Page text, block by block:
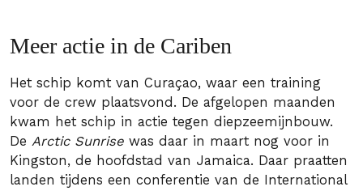
Meer actie in de Cariben
Het schip komt van Curaçao, waar een training
voor de crew plaatsvond. De afgelopen maanden
kwam het schip in actie tegen diepzeemijnbouw.
De Arctic Sunrise was daar in maart nog voor in
Kingston, de hoofdstad van Jamaica. Daar praatten
landen tijdens een conferentie van de International